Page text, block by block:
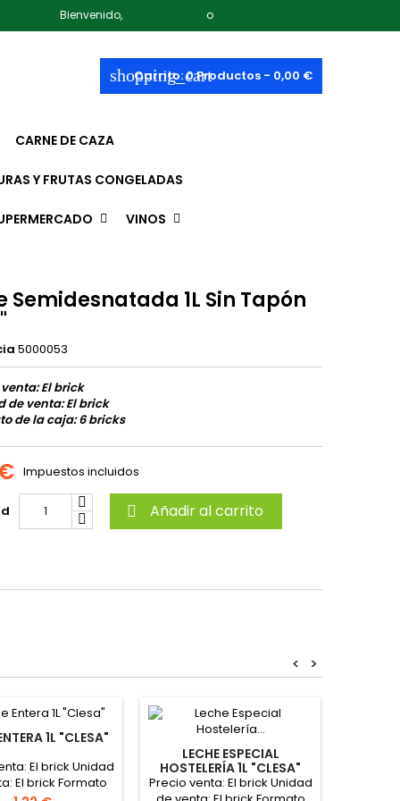
Bienvenido, o
shopping_cart
Carrito:0Productos - 0,00 €
CARNE DE CAZA
Y FRUTAS CONGELADAS
VINOS
Semidesnatada 1L Sin Tapón
5000053
El brick
de venta: El brick
de la caja: 6 bricks
Impuestos incluidos
 Añadir al carrito
>
<
1L "CLESA"
El brick Unidad
El brick Formato
LECHE ESPECIAL
HOSTELERÍA 1L "CLESA"
Precio venta: El brick Unidad